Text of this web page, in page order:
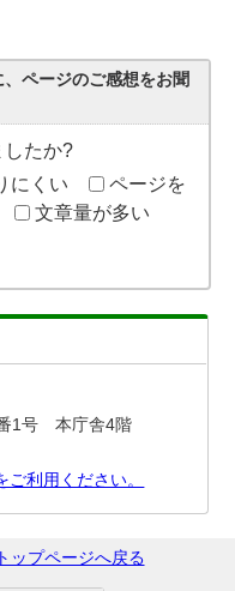
ページのご感想をお聞
したか?
にくい
ページを
文章量が多い
1号 本庁舎4階
利用ください。
トップページへ戻る